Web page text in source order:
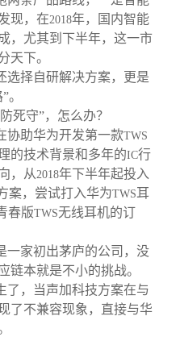
现，在2018年，国内智能
，尤其到下半年，这一市
天下。
选择自研解决方案，更是
。
死守”，怎么办？
协助华为开发第一款TWS
的技术背景和多年的IC行
，从2018年下半年起投入
案，尝试打入华为TWS耳
春版TWS无线耳机的订
一家初出茅庐的公司，没
链本就是不小的挑战。
了，当声加科技方案在与
了不兼容现象，直接与华